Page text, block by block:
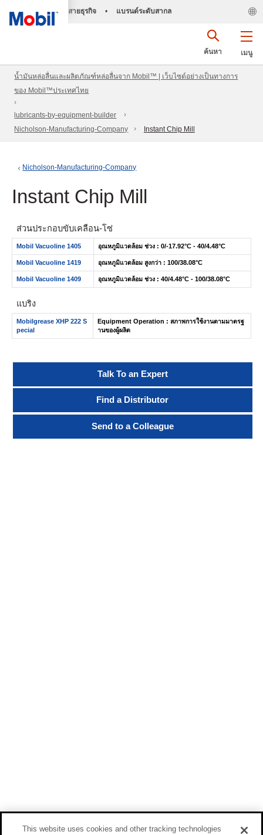
สายธุรกิจ • แบรนด์ระดับสากล
เมนู
ค้นหา
น้ำมันหล่อลื่นและผลิตภัณฑ์หล่อลื่นจาก Mobil™ | เว็บไซต์อย่างเป็นทางการ
ของ Mobil™ประเทศไทย
lubricants-by-equipment-builder
Nicholson-Manufacturing-Company
Instant Chip Mill
Nicholson-Manufacturing-Company
Instant Chip Mill
ส่วนประกอบขับเคลื่อน-โซ่
Mobil Vacuoline 1405 อุณหภูมิแวดล้อม ช่วง : 0/-17.92°C - 40/4.48°C
Mobil Vacuoline 1419 อุณหภูมิแวดล้อม สูงกว่า : 100/38.08°C
Mobil Vacuoline 1409 อุณหภูมิแวดล้อม ช่วง : 40/4.48°C - 100/38.08°C
แบริ่ง
Mobilgrease XHP 222 S
pecial
Equipment Operation : สภาพการใช้งานตามมาตรฐ
านของผู้ผลิต
Talk To an Expert
Find a Distributor
Send to a Colleague
This website uses cookies and other tracking technologies